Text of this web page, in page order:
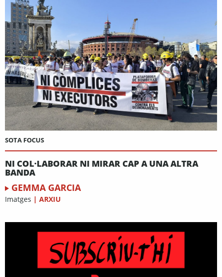
SOTA FOCUS
NI COL·LABORAR NI MIRAR CAP A UNA ALTRA
BANDA
GEMMA GARCIA
Imatges | ARXIU